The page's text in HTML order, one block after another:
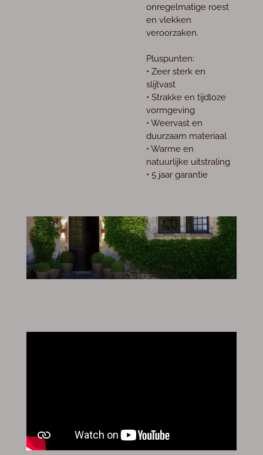
onregelmatige roest
en vlekken
veroorzaken.
Pluspunten:
• Zeer sterk en
slijtvast
• Strakke en tijdloze
vormgeving
• Weervast en
duurzaam materiaal
• Warme en
natuurlijke uitstraling
• 5 jaar garantie